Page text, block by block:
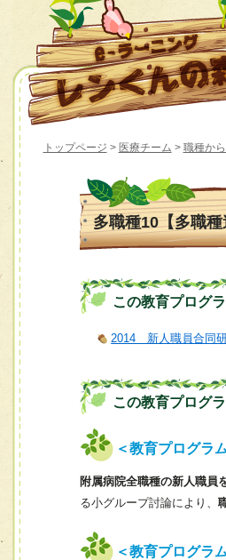
トップページ > 医療チーム > 職種か
多職種10【多職
この教育プログ
2014 新人職員合同
この教育プログ
＜教育プログラ
附属病院全職種の新人職員
る小グループ討論により、
＜教育プログラ